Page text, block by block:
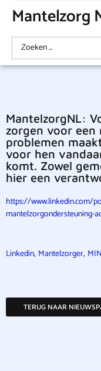
Mantelzorg
MantelzorgNL:
zorgen voor een
problemen
voor hen
komt. Zowel
hier een
https://www.linkedin.com/
mantelzorgondersteuning-
Linkedin, Mantelzorger,
TERUG NAAR